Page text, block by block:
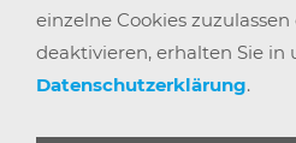
© 2025 |BÜRO
einzelne Cookies zuzulassen
deaktivieren, erhalten Sie in
Datenschutzerklärung.